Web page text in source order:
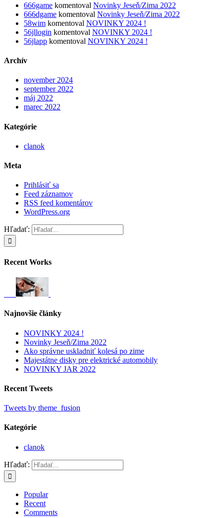
666game komentoval Novinky Jeseň/Zima 2022
666dgame komentoval Novinky Jeseň/Zima 2022
58wim komentoval NOVINKY 2024 !
56jllogin komentoval NOVINKY 2024 !
56jlapp komentoval NOVINKY 2024 !
Archív
november 2024
september 2022
máj 2022
marec 2022
Kategórie
clanok
Meta
Prihlásiť sa
Feed záznamov
RSS feed komentárov
WordPress.org
Hľadať:
Recent Works
Najnovšie články
NOVINKY 2024 !
Novinky Jeseň/Zima 2022
Ako správne uskladniť kolesá po zime
Majestátne disky pre elektrické automobily
NOVINKY JAR 2022
Recent Tweets
Tweets by theme_fusion
Kategórie
clanok
Hľadať:
Popular
Recent
Comments